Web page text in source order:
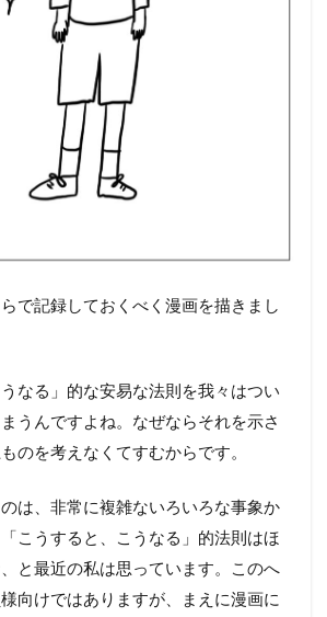
で記録しておくべく漫画を描きまし
うなる」的な安易な法則を我々はつい
うんですよね。なぜならそれを示さ
のを考えなくてすむからです。
は、非常に複雑ないろいろな事象か
こうすると、こうなる」的法則はほ
と最近の私は思っています。このへ
向けではありますが、まえに漫画に